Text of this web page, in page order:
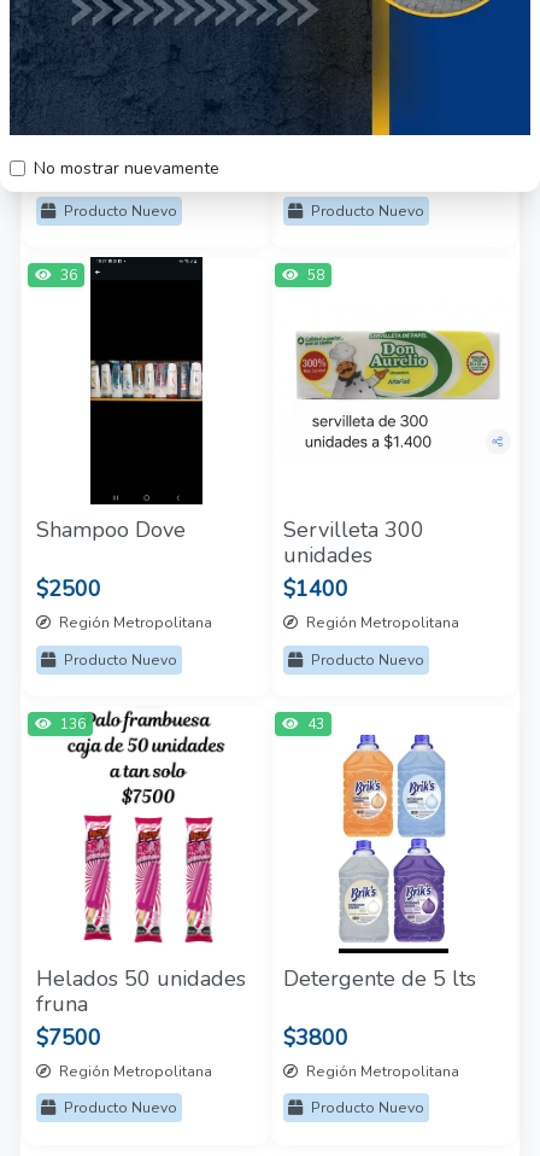
No mostrar nuevamente
Helados de crema 20
unidades
$5000
Región Metropolitana
Producto Nuevo
Confort 23 mts
$9500
Producto Nuevo
36
Shampoo Dove
$2500
Región Metropolitana
Producto Nuevo
58
Servilleta 300
unidades
$1400
Región Metropolitana
Producto Nuevo
136
Helados 50 unidades
fruna
$7500
Región Metropolitana
Producto Nuevo
43
Detergente de 5 lts
$3800
Región Metropolitana
Producto Nuevo